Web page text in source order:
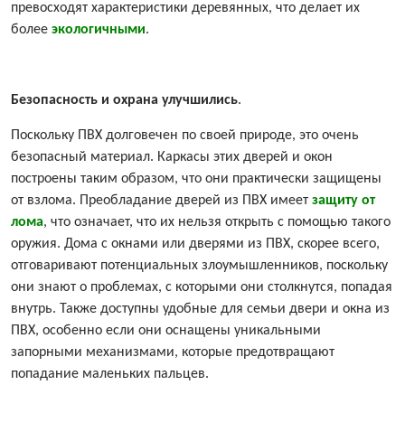
превосходят характеристики деревянных, что делает их
более экологичными.
Безопасность и охрана улучшились.
Поскольку ПВХ долговечен по своей природе, это очень
безопасный материал. Каркасы этих дверей и окон
построены таким образом, что они практически защищены
от взлома. Преобладание дверей из ПВХ имеет защиту от
лома, что означает, что их нельзя открыть с помощью такого
оружия. Дома с окнами или дверями из ПВХ, скорее всего,
отговаривают потенциальных злоумышленников, поскольку
они знают о проблемах, с которыми они столкнутся, попадая
внутрь. Также доступны удобные для семьи двери и окна из
ПВХ, особенно если они оснащены уникальными
запорными механизмами, которые предотвращают
попадание маленьких пальцев.